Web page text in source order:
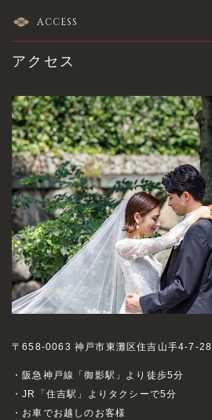
ACCESS
アクセス
〒658-0063 神戸市東灘区住吉山手4-7-28
・阪急神戸線「御影駅」より徒歩5分
・JR「住吉駅」よりタクシーで5分
・お車でお越しのお客様